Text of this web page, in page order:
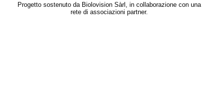
Progetto sostenuto da Biolovision Sàrl, in collaborazione con una
rete di associazioni partner.